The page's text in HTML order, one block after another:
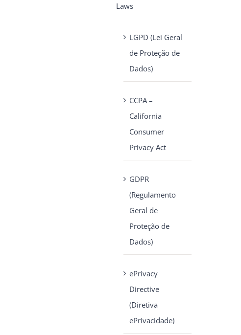
Laws
LGPD (Lei Geral
de Proteção de
Dados)
CCPA –
California
Consumer
Privacy Act
GDPR
(Regulamento
Geral de
Proteção de
Dados)
ePrivacy
Directive
(Diretiva
ePrivacidade)